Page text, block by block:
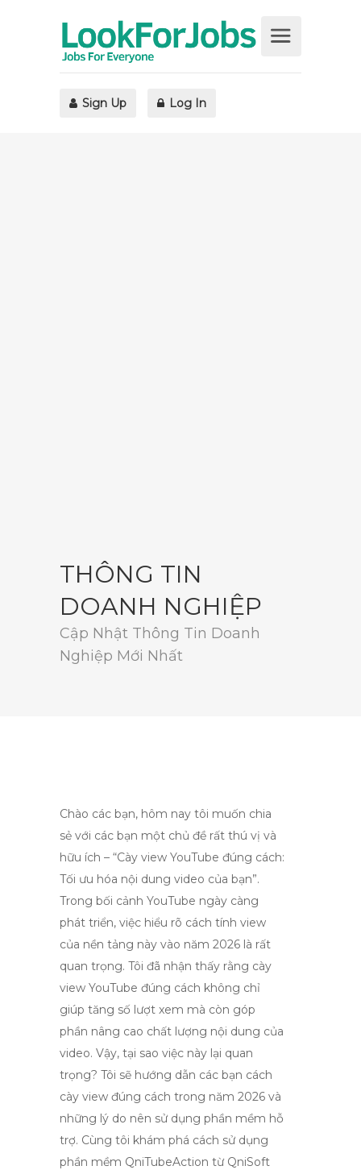
Sign Up Log In
THÔNG TIN
DOANH NGHIỆP
Cập Nhật Thông Tin Doanh
Nghiệp Mới Nhất
Chào các bạn, hôm nay tôi muốn chia
sẻ với các bạn một chủ đề rất thú vị và
hữu ích – “Cày view YouTube đúng cách:
Tối ưu hóa nội dung video của bạn”.
Trong bối cảnh YouTube ngày càng
phát triển, việc hiểu rõ cách tính view
của nền tảng này vào năm 2026 là rất
quan trọng. Tôi đã nhận thấy rằng cày
view YouTube đúng cách không chỉ
giúp tăng số lượt xem mà còn góp
phần nâng cao chất lượng nội dung của
video. Vậy, tại sao việc này lại quan
trọng? Tôi sẽ hướng dẫn các bạn cách
cày view đúng cách trong năm 2026 và
những lý do nên sử dụng phần mềm hỗ
trợ. Cùng tôi khám phá cách sử dụng
phần mềm QniTubeAction từ QniSoft